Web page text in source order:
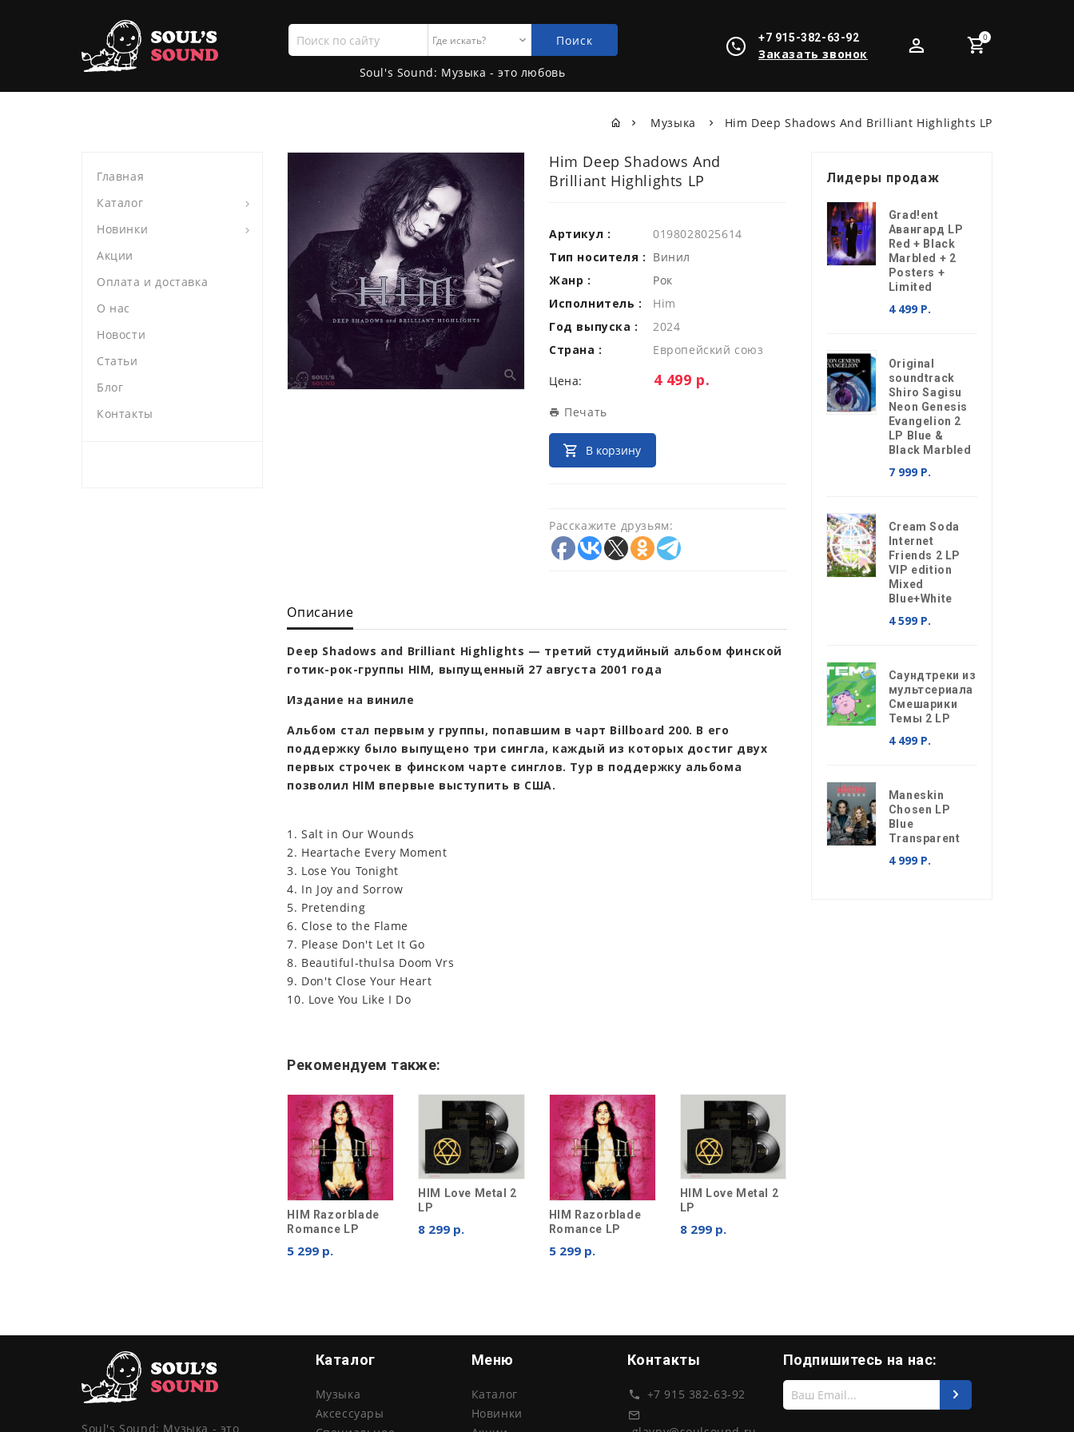
0
+7 915-382-63-92
Заказать звонок
Поиск
по
сайту
Поиск
Soul's Sound: Музыка - это любовь
Музыка Him Deep Shadows And Brilliant Highlights LP
Главная
Каталог
Новинки
Акции
Оплата и доставка
О нас
Новости
Статьи
Блог
Контакты
Him Deep Shadows And
Brilliant Highlights LP
Артикул :
0198028025614
Тип носителя : Винил
Жанр :
Рок
Исполнитель :
Him
Год выпуска :
2024
Страна :
Европейский союз
Цена: Цена:
4 499 р.
Печать
В корзину
Расскажите друзьям:
Описание
Deep Shadows and Brilliant Highlights — третий студийный альбом финской
готик-рок-группы HIM, выпущенный 27 августа 2001 года
Издание на виниле
Альбом стал первым у группы, попавшим в чарт Billboard 200. В его
поддержку было выпущено три сингла, каждый из которых достиг двух
первых строчек в финском чарте синглов. Тур в поддержку альбома
позволил HIM впервые выступить в США.
1. Salt in Our Wounds
2. Heartache Every Moment
3. Lose You Tonight
4. In Joy and Sorrow
5. Pretending
6. Close to the Flame
7. Please Don't Let It Go
8. Beautiful-thulsa Doom Vrs
9. Don't Close Your Heart
10. Love You Like I Do
Рекомендуем также:
HIM Razorblade
Romance LP
5 299 р.
HIM Love Metal 2
LP
8 299 р.
HIM Razorblade
Romance LP
5 299 р.
HIM Love Metal 2
LP
8 299 р.
Лидеры продаж
Grad!ent
Авангард LP
Red + Black
Marbled + 2
Posters +
Limited
4 499 Р.
Original
soundtrack
Shiro Sagisu
Neon Genesis
Evangelion 2
LP Blue &
Black Marbled
7 999 Р.
Cream Soda
Internet
Friends 2 LP
VIP edition
Mixed
Blue+White
4 599 Р.
Саундтреки из
мультсериала
Смешарики
Темы 2 LP
4 499 Р.
Maneskin
Chosen LP
Blue
Transparent
4 999 Р.
Soul's Sound: Музыка - это
Каталог
Музыка
Аксессуары
Меню
Каталог
Новинки
Контакты
+7 915 382-63-92
Подпишитесь на нас:
Введите
свой
e-